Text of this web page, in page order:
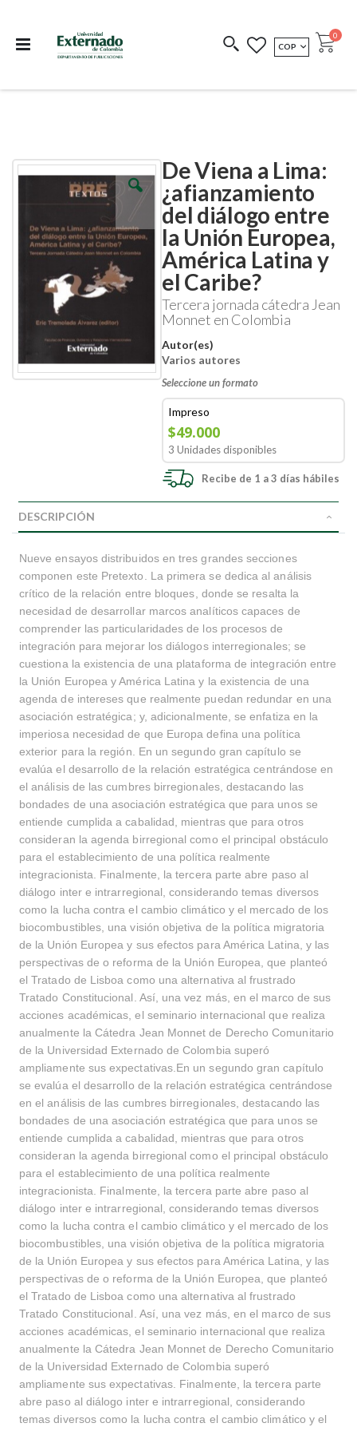
COEDICIONES REDIMIR CÓDIGO
MONEDA
COP Cart
0
De Viena a Lima:
¿afianzamiento
del diálogo entre
la Unión Europea,
América Latina y
el Caribe?
Tercera jornada cátedra Jean
Monnet en Colombia
Autor(es)
Varios autores
Seleccione un formato
Impreso
$49.000
3 Unidades disponibles
Recibe de 1 a 3 días hábiles
Skip
to
images
Skip
to
images
DESCRIPCIÓN
Nueve ensayos distribuidos en tres grandes secciones
componen este Pretexto. La primera se dedica al análisis
crítico de la relación entre bloques, donde se resalta la
necesidad de desarrollar marcos analíticos capaces de
comprender las particularidades de los procesos de
integración para mejorar los diálogos interregionales; se
cuestiona la existencia de una plataforma de integración entre
la Unión Europea y América Latina y la existencia de una
agenda de intereses que realmente puedan redundar en una
asociación estratégica; y, adicionalmente, se enfatiza en la
imperiosa necesidad de que Europa defina una política
exterior para la región. En un segundo gran capítulo se
evalúa el desarrollo de la relación estratégica centrándose en
el análisis de las cumbres birregionales, destacando las
bondades de una asociación estratégica que para unos se
entiende cumplida a cabalidad, mientras que para otros
consideran la agenda birregional como el principal obstáculo
para el establecimiento de una política realmente
integracionista. Finalmente, la tercera parte abre paso al
diálogo inter e intrarregional, considerando temas diversos
como la lucha contra el cambio climático y el mercado de los
biocombustibles, una visión objetiva de la política migratoria
de la Unión Europea y sus efectos para América Latina, y las
perspectivas de o reforma de la Unión Europea, que planteó
el Tratado de Lisboa como una alternativa al frustrado
Tratado Constitucional. Así, una vez más, en el marco de sus
acciones académicas, el seminario internacional que realiza
anualmente la Cátedra Jean Monnet de Derecho Comunitario
de la Universidad Externado de Colombia superó
ampliamente sus expectativas.En un segundo gran capítulo
se evalúa el desarrollo de la relación estratégica centrándose
en el análisis de las cumbres birregionales, destacando las
bondades de una asociación estratégica que para unos se
entiende cumplida a cabalidad, mientras que para otros
consideran la agenda birregional como el principal obstáculo
para el establecimiento de una política realmente
integracionista. Finalmente, la tercera parte abre paso al
diálogo inter e intrarregional, considerando temas diversos
como la lucha contra el cambio climático y el mercado de los
biocombustibles, una visión objetiva de la política migratoria
de la Unión Europea y sus efectos para América Latina, y las
perspectivas de o reforma de la Unión Europea, que planteó
el Tratado de Lisboa como una alternativa al frustrado
Tratado Constitucional. Así, una vez más, en el marco de sus
acciones académicas, el seminario internacional que realiza
anualmente la Cátedra Jean Monnet de Derecho Comunitario
de la Universidad Externado de Colombia superó
ampliamente sus expectativas. Finalmente, la tercera parte
abre paso al diálogo inter e intrarregional, considerando
temas diversos como la lucha contra el cambio climático y el